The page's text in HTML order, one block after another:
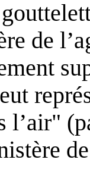
de
l’air"